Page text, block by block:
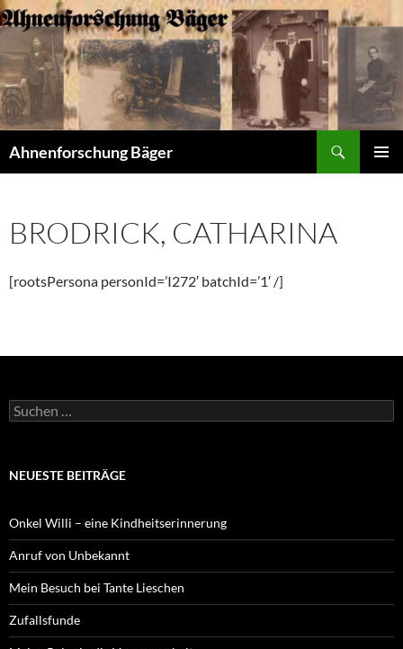
Zum
Inhalt
springen
Ahnenforschung Bäger
BRODRICK, CATHARINA
[rootsPersona personId=’I272′ batchId=’1′ /]
Suchen
nach:
NEUESTE BEITRÄGE
Onkel Willi – eine Kindheitserinnerung
Anruf von Unbekannt
Mein Besuch bei Tante Lieschen
Zufallsfunde